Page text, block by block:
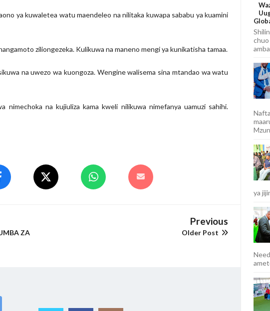
ya kuwaletea watu maendeleo na nilitaka kuwapa sababu ya kuamini
ziliongezeka. Kulikuwa na maneno mengi ya kunikatisha tamaa.
na uwezo wa kuongoza. Wengine walisema sina mtandao wa watu
nimechoka na kujiuliza kama kweli nilikuwa nimefanya uamuzi sahihi.
ZA
Previous
Older Post
chuo
ya